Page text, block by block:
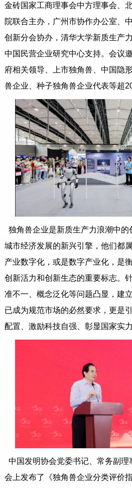
金砖国家工商理事会中方理事会、
院联合主办，广州市协作办公室、
创新分会协办，清华大学新质生产
中国民营企业研究中心支持。会议
府相关领导、上市独角兽、中国隐
兽企业、种子独角兽企业代表等超
独角兽企业是新质生产力浪潮中
城市经济发展的新兴引擎，他们都
产业数字化，或是数字产业化，是
创新活力和创新生态的重要标志。
准不一、概念泛化等问题凸显，建
已成为规范市场的必然要求，更是
配置、激励科技自强、彰显国家实
中国发明协会党委书记、常务副
会上发布了《独角兽企业分类评价